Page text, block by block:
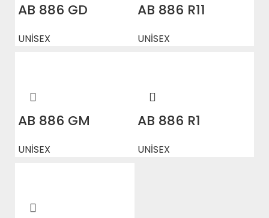
AB 886 GD
UNİSEX
AB 886 R11
UNİSEX
AB 886 GM
UNİSEX
AB 886 R1
UNİSEX